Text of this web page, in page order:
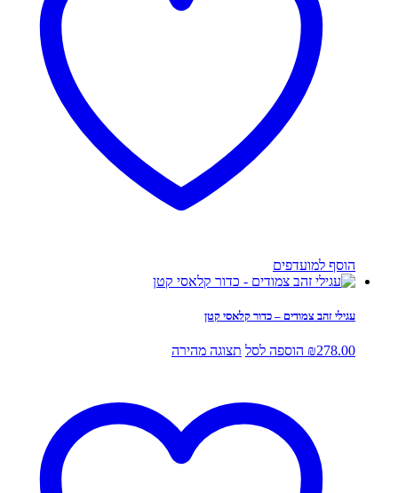
הוסף למועדפים
עגילי זהב צמודים – כדור קלאסי קטן
₪278.00 הוספה לסל תצוגה מהירה